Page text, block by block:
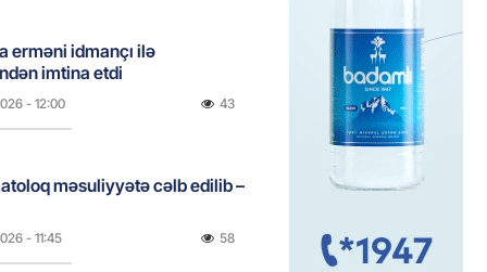
erməni idmançı ilə
imtina etdi
- 12:00 43
məsuliyyətə cəlb edilib –
- 11:45 58